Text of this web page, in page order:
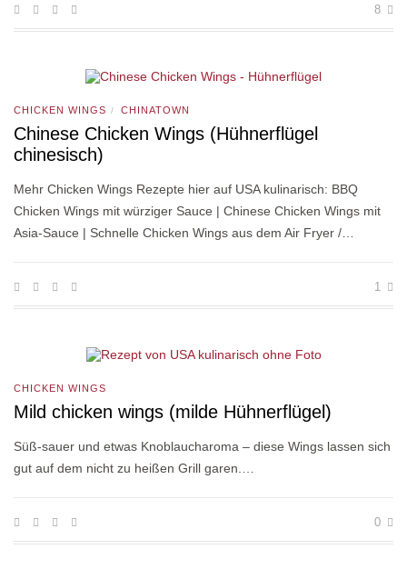
8
CHICKEN WINGS / CHINATOWN
Chinese Chicken Wings (Hühnerflügel
chinesisch)
Mehr Chicken Wings Rezepte hier auf USA kulinarisch: BBQ
Chicken Wings mit würziger Sauce | Chinese Chicken Wings mit
Asia-Sauce | Schnelle Chicken Wings aus dem Air Fryer /…
1
CHICKEN WINGS
Mild chicken wings (milde Hühnerflügel)
Süß-sauer und etwas Knoblaucharoma – diese Wings lassen sich
gut auf dem nicht zu heißen Grill garen.…
0